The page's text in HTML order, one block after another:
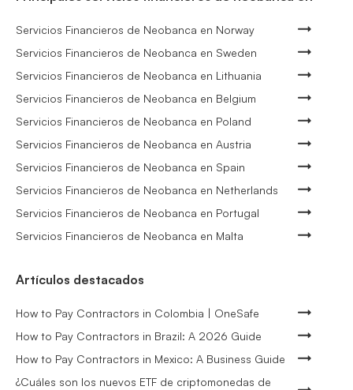
Servicios Financieros de Neobanca en Norway
Servicios Financieros de Neobanca en Sweden
Servicios Financieros de Neobanca en Lithuania
Servicios Financieros de Neobanca en Belgium
Servicios Financieros de Neobanca en Poland
Servicios Financieros de Neobanca en Austria
Servicios Financieros de Neobanca en Spain
Servicios Financieros de Neobanca en Netherlands
Servicios Financieros de Neobanca en Portugal
Servicios Financieros de Neobanca en Malta
Artículos destacados
How to Pay Contractors in Colombia | OneSafe
How to Pay Contractors in Brazil: A 2026 Guide
How to Pay Contractors in Mexico: A Business Guide
¿Cuáles son los nuevos ETF de criptomonedas de